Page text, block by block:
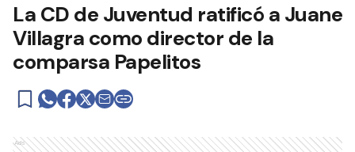
La CD de Juventud ratificó a Juane
Villagra como director de la
comparsa Papelitos
Ads